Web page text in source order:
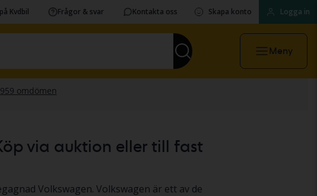
Kvdbil Frågor & svar Kontakta oss Skapa konto Logga in
Meny
via auktion eller till fast
Volkswagen. Volkswagen är ett av de